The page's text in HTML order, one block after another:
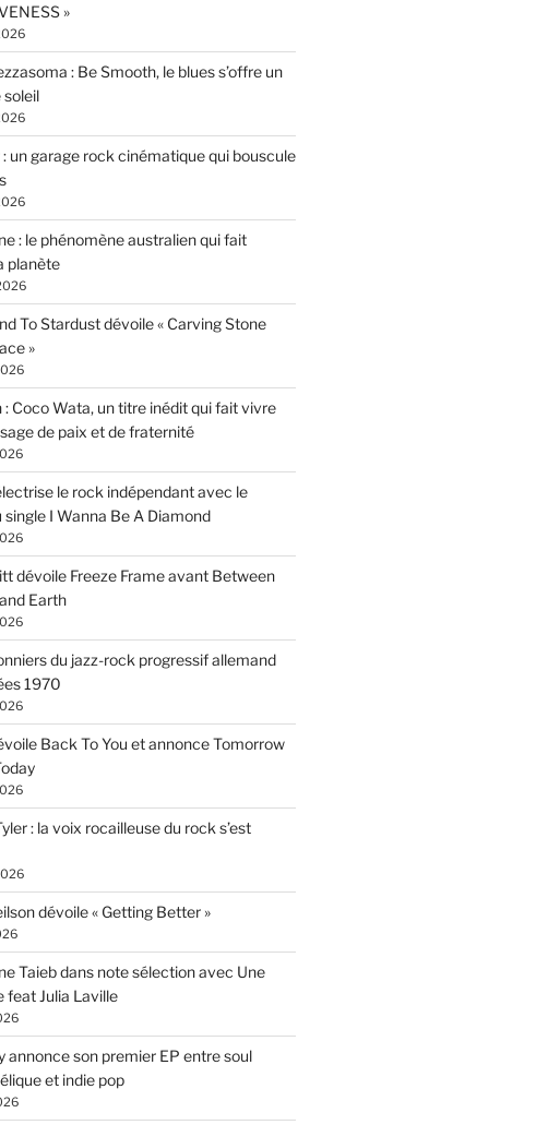
»
: Be Smooth, le blues s’offre un
soleil
un garage rock cinématique qui bouscule
: le phénomène australien qui fait
planète
To Stardust dévoile « Carving Stone
»
: Coco Wata, un titre inédit qui fait vivre
de paix et de fraternité
le rock indépendant avec le
single I Wanna Be A Diamond
dévoile Freeze Frame avant Between
Earth
du jazz-rock progressif allemand
1970
Back To You et annonce Tomorrow
: la voix rocailleuse du rock s’est
dévoile « Getting Better »
Taieb dans note sélection avec Une
feat Julia Laville
annonce son premier EP entre soul
et indie pop